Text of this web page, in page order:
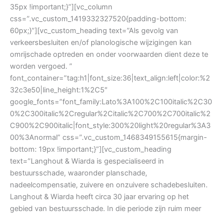
35px !important;}”][vc_column
css=”.vc_custom_1419332327520{padding-bottom:
60px;}”][vc_custom_heading text=”Als gevolg van
verkeersbesluiten en/of planologische wijzigingen kan
omrijschade optreden en onder voorwaarden dient deze te
worden vergoed. ”
font_container=”tag:h1|font_size:36|text_align:left|color:%2
32c3e50|line_height:1%2C5″
google_fonts=”font_family:Lato%3A100%2C100italic%2C30
0%2C300italic%2Cregular%2Citalic%2C700%2C700italic%2
C900%2C900italic|font_style:300%20light%20regular%3A3
00%3Anormal” css=”.vc_custom_1468349155615{margin-
bottom: 19px !important;}”][vc_custom_heading
text=”Langhout & Wiarda is gespecialiseerd in
bestuursschade, waaronder planschade,
nadeelcompensatie, zuivere en onzuivere schadebesluiten.
Langhout & Wiarda heeft circa 30 jaar ervaring op het
gebied van bestuursschade. In die periode zijn ruim meer